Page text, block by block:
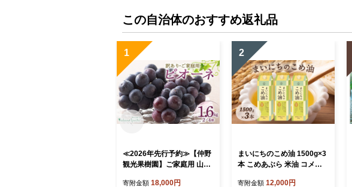
この自治体のおすすめ返礼品
1
≪2026年先行予約≫【仲野
観光果樹園】ご家庭用 山形
寄附金額 18,000円
2
まいにちのこめ油 1500g×3
本 こめあぶら 米油 コメ油
寄附金額 12,000円